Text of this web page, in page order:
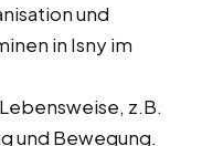
und
in Isny im
z.B.
und Bewegung.